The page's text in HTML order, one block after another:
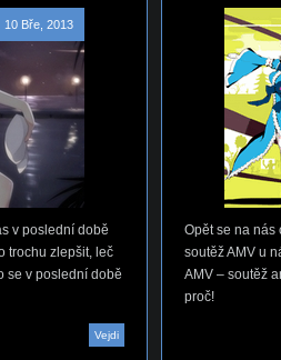
10 Bře, 2013
v poslední době
trochu zlepšit, leč
se v poslední době
Vejdi
Opět se na nás
soutěž AMV u
AMV – soutěž
proč!